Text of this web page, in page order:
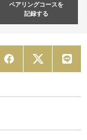
ペアリングコースを
記録する